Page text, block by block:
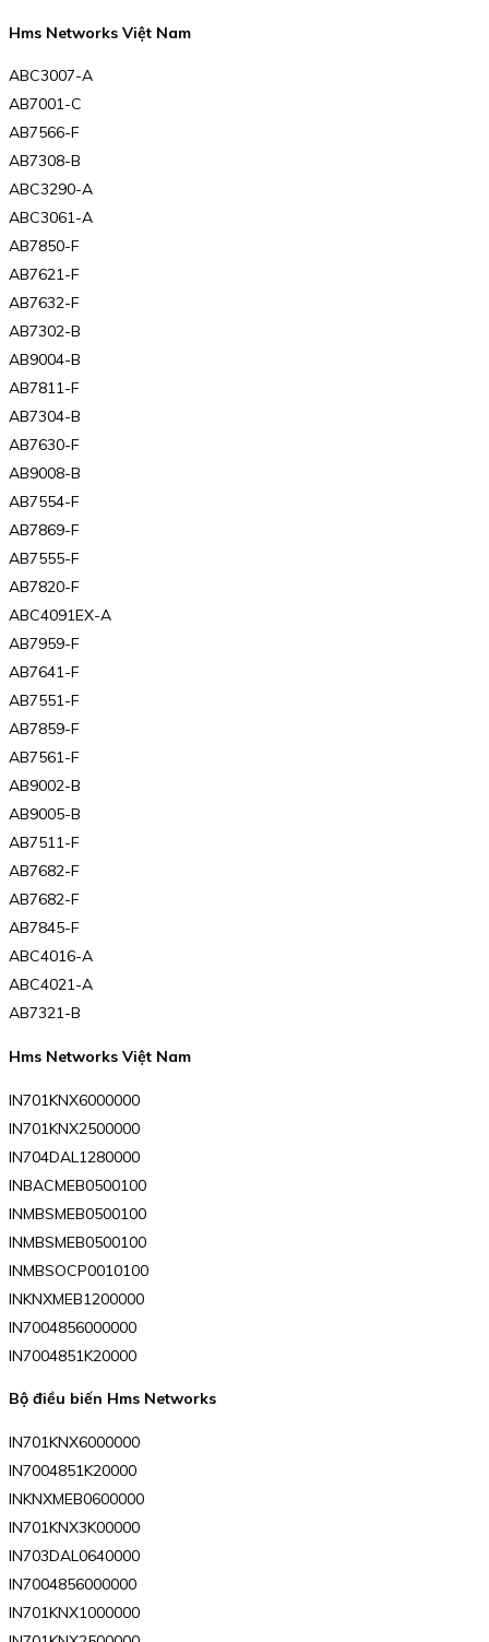
Hms Networks Việt Nam
ABC3007-A
AB7001-C
AB7566-F
AB7308-B
ABC3290-A
ABC3061-A
AB7850-F
AB7621-F
AB7632-F
AB7302-B
AB9004-B
AB7811-F
AB7304-B
AB7630-F
AB9008-B
AB7554-F
AB7869-F
AB7555-F
AB7820-F
ABC4091EX-A
AB7959-F
AB7641-F
AB7551-F
AB7859-F
AB7561-F
AB9002-B
AB9005-B
AB7511-F
AB7682-F
AB7682-F
AB7845-F
ABC4016-A
ABC4021-A
AB7321-B
Hms Networks Việt Nam
IN701KNX6000000
IN701KNX2500000
IN704DAL1280000
INBACMEB0500100
INMBSMEB0500100
INMBSMEB0500100
INMBSOCP0010100
INKNXMEB1200000
IN7004856000000
IN7004851K20000
Bộ điều biến Hms Networks
IN701KNX6000000
IN7004851K20000
INKNXMEB0600000
IN701KNX3K00000
IN703DAL0640000
IN7004856000000
IN701KNX1000000